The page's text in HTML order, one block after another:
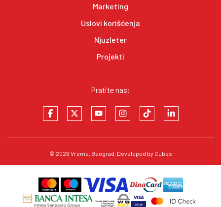
Marketing
Uslovi korišćenja
Njuzleter
Projekti
Pratite nas:
© 2026 Vreme, Beograd. Developed by Cubes